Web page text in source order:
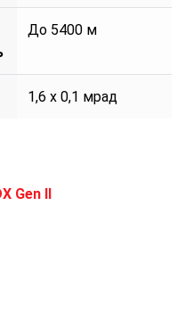
До 5400 м
1,6 x 0,1 мрад
Gen II